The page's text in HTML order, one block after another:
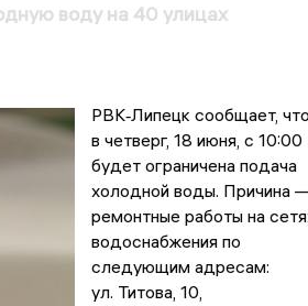
воду на 40 улицах
РВК‑Липецк сообщает, что
в четверг, 18 июня, с 10:00
будет ограничена подача
холодной воды. Причина
ремонтные работы на
водоснабжения по
следующим адресам:
ул. Титова, 10,